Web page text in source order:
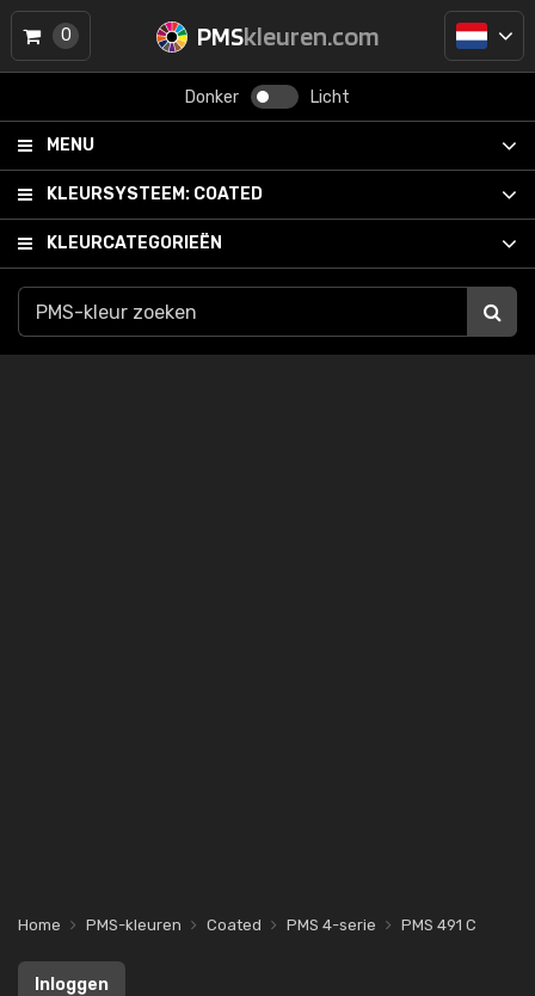
PMSkleuren.com
Donker Licht
MENU
KLEURSYSTEEM: COATED
KLEURCATEGORIEËN
0
Home PMS-kleuren Coated PMS 4-serie PMS 491 C
Inloggen